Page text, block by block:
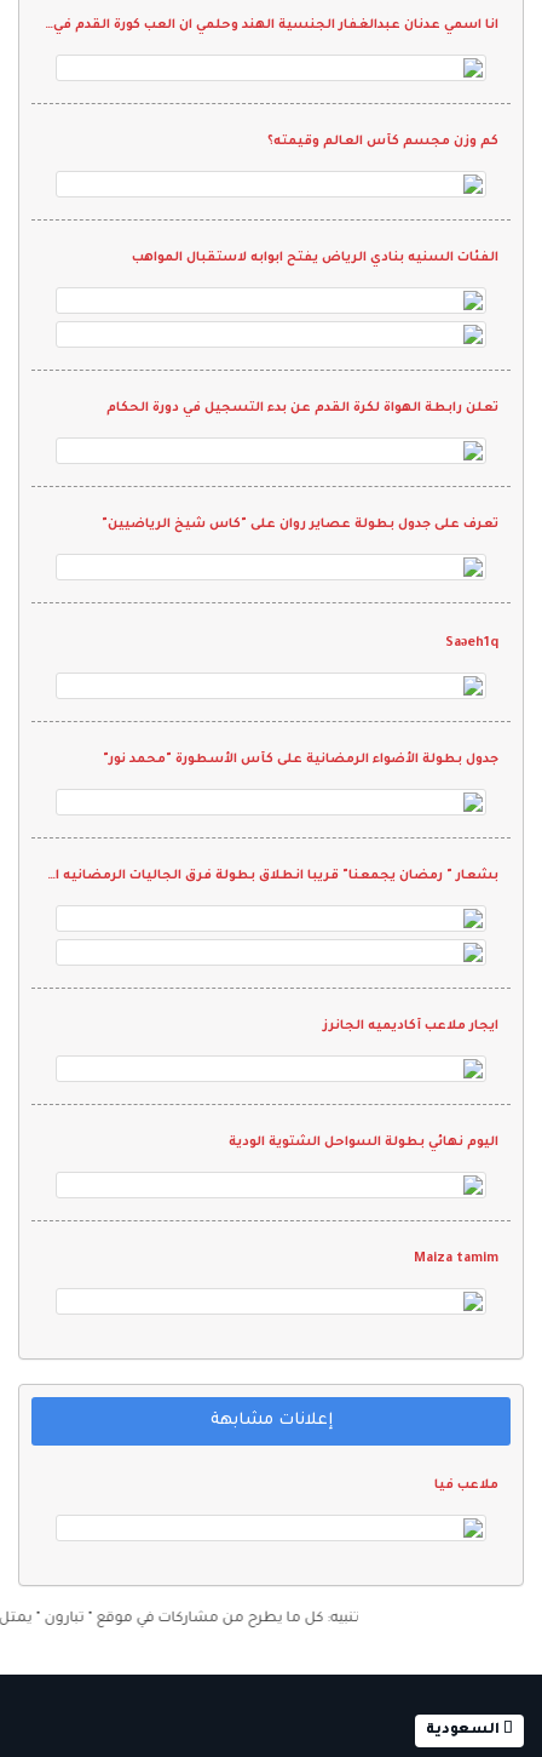
انا اسمي عدنان عبدالغفار الجنسية الهند وحلمي ان العب كورة القدم في نادي واقدم كل م لدي ويارب انها تححق
كم وزن مجسم كأس العالم وقيمته؟
الفئات السنيه بنادي الرياض يفتح ابوابه لاستقبال المواهب
تعلن رابطة الهواة لكرة القدم عن بدء التسجيل في دورة الحكام
تعرف على جدول بطولة عصاير روان على "كاس شيخ الرياضيين"
Saəeh1q
جدول بطولة الأضواء الرمضانية على كأس الأسطورة "محمد نور"
بشعار " رمضان يجمعنا" قريبا انطلاق بطولة فرق الجاليات الرمضانيه الثانيه 2022
ايجار ملاعب أكاديميه الجانرز
اليوم نهائي بطولة السواحل الشتوية الودية
Maiza tamim
إعلانات مشابهة
ملاعب فيا
تنبيه: كل ما يطرح من مشاركات في موقع " تبارون " يمثل رأي
السعودية